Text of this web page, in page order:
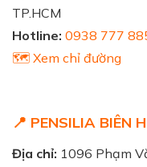
TP.HCM
Hotline: 0938 777
🗺️ Xem chỉ đường
📍 PENSILIA BIÊN
Địa chỉ: 1096 Phạm